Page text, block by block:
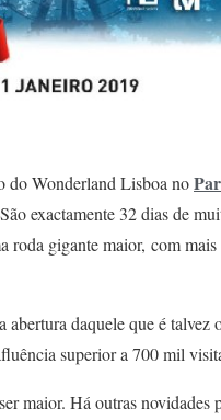
do Wonderland Lisboa no
exactamente 32 dias de
roda gigante maior, com
daquele que é talvez
superior a 700 mil
maior. Há outras novidades